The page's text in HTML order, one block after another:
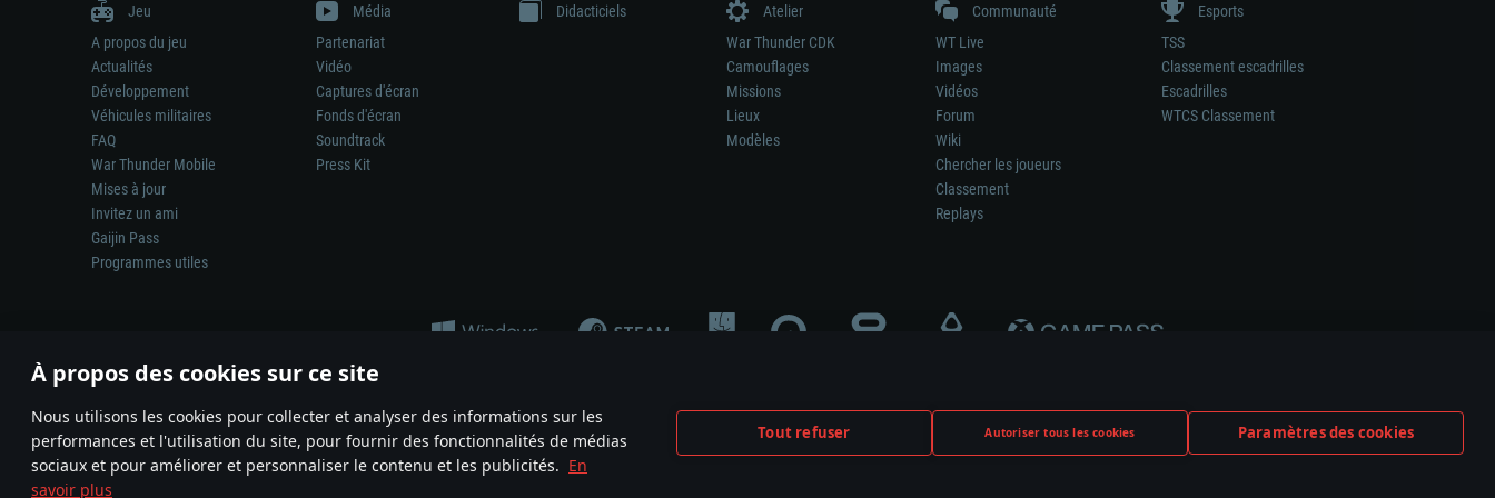
À propos des cookies sur ce site
Nous utilisons les cookies pour collecter et analyser des informations sur les
performances et l'utilisation du site, pour fournir des fonctionnalités de médias
sociaux et pour améliorer et personnaliser le contenu et les publicités. En
savoir plus
Tout refuser Autoriser tous les cookies Paramètres des cookies
Jeu
A propos du jeu
Actualités
Développement
Véhicules militaires
FAQ
War Thunder Mobile
Mises à jour
Invitez un ami
Gaijin Pass
Programmes utiles
Média
Partenariat
Vidéo
Captures d'écran
Fonds d'écran
Soundtrack
Press Kit
Didacticiels
Atelier
War Thunder CDK
Camouflages
Missions
Lieux
Modèles
Communauté
WT Live
Images
Vidéos
Forum
Wiki
Chercher les joueurs
Classement
Replays
Esports
TSS
Classement escadrilles
Escadrilles
WTCS Classement
La représentation d’une arme ou d’un véhicule réel dans ce jeu ne signifie pas la participation au développement du jeu, le sponsoring ou à l’approbation de tout fabricant d’armes ou de véhicule.
© 2011—2026 Gaijin Games Kft. All trademarks, logos and brand names are the property of their respective owners.
Termes et conditions